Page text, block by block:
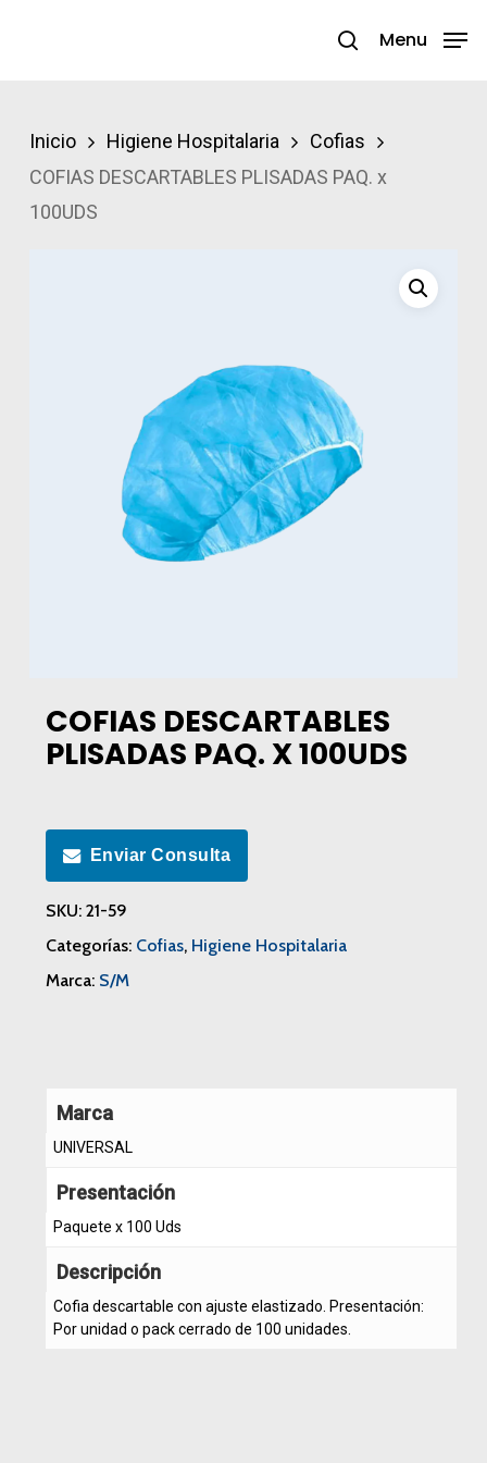
search
Menu
Inicio Higiene Hospitalaria
Cofias
COFIAS DESCARTABLES PLISADAS PAQ. x
100UDS
COFIAS DESCARTABLES
PLISADAS PAQ. X 100UDS
Enviar Consulta
SKU: 21-59
Categorías: Cofias, Higiene Hospitalaria
Marca: S/M
Marca
UNIVERSAL
Presentación
Paquete x 100 Uds
Descripción
Cofia descartable con ajuste elastizado. Presentación:
Por unidad o pack cerrado de 100 unidades.